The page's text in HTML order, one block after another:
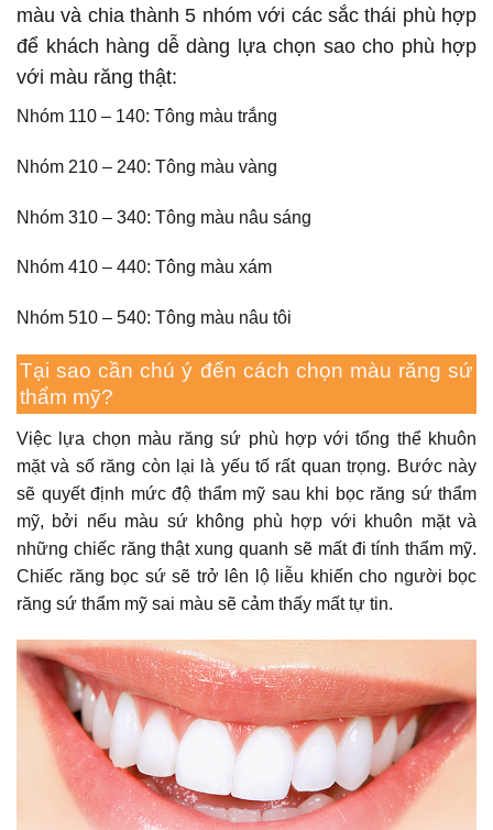
màu và chia thành 5 nhóm với các sắc thái phù hợp
để khách hàng dễ dàng lựa chọn sao cho phù hợp
với màu răng thật:
Nhóm 110 – 140: Tông màu trắng
Nhóm 210 – 240: Tông màu vàng
Nhóm 310 – 340: Tông màu nâu sáng
Nhóm 410 – 440: Tông màu xám
Nhóm 510 – 540: Tông màu nâu tôi
Tại sao cần chú ý đến cách chọn màu răng sứ
thẩm mỹ?
Việc lựa chọn màu răng sứ phù hợp với tổng thể khuôn
mặt và số răng còn lại là yếu tố rất quan trọng. Bước này
sẽ quyết định mức độ thẩm mỹ sau khi bọc răng sứ thẩm
mỹ, bởi nếu màu sứ không phù hợp với khuôn mặt và
những chiếc răng thật xung quanh sẽ mất đi tính thẩm mỹ.
Chiếc răng bọc sứ sẽ trở lên lộ liễu khiến cho người bọc
răng sứ thẩm mỹ sai màu sẽ cảm thấy mất tự tin.